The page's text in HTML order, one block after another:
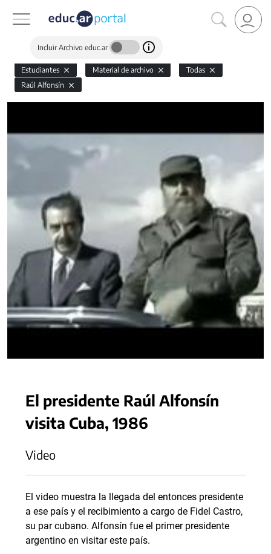
Incluir Archivo educ.ar
Estudiantes Material de archivo
Todas
Raúl Alfonsín
El presidente Raúl Alfonsín
visita Cuba, 1986
Video
El video muestra la llegada del entonces presidente
a ese país y el recibimiento a cargo de Fidel Castro,
su par cubano. Alfonsín fue el primer presidente
argentino en visitar este país.